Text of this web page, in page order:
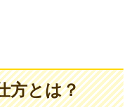
方とは？